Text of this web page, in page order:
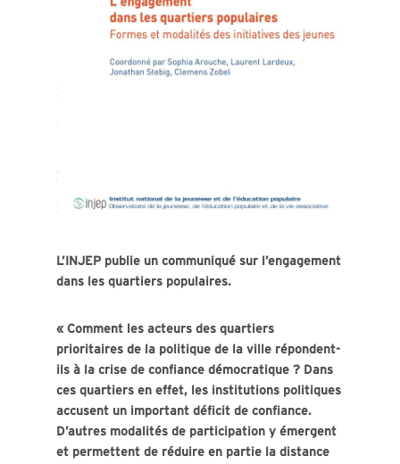
L’INJEP publie un communiqué sur l’engagement
dans les quartiers populaires.
« Comment les acteurs des quartiers
prioritaires de la politique de la ville répondent-
ils à la crise de confiance démocratique ? Dans
ces quartiers en effet, les institutions politiques
accusent un important déficit de confiance.
D’autres modalités de participation y émergent
et permettent de réduire en partie la distance